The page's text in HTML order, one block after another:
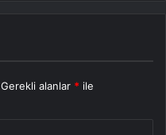
Gerekli alanlar * ile